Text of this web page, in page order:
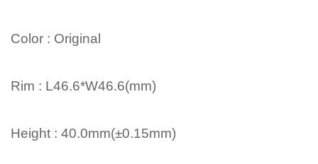
Color : Original
Rim : L46.6*W46.6(mm)
Height : 40.0mm(±0.15mm)